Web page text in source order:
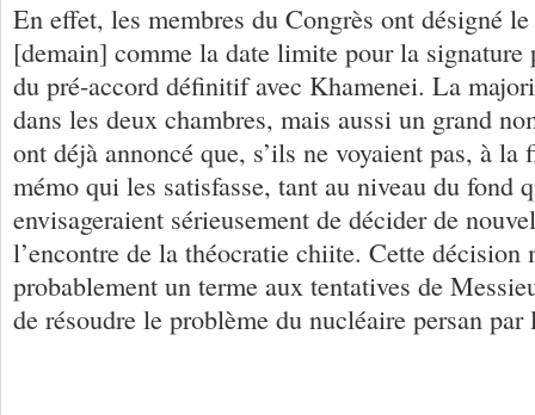
En effet, les membres du Congrès ont désigné
[demain] comme la date limite pour la signature
du pré-accord définitif avec Khamenei. La
dans les deux chambres, mais aussi un grand
ont déjà annoncé que, s’ils ne voyaient pas, à la
mémo qui les satisfasse, tant au niveau du fond
envisageraient sérieusement de décider de
l’encontre de la théocratie chiite. Cette décision
probablement un terme aux tentatives de
de résoudre le problème du nucléaire persan